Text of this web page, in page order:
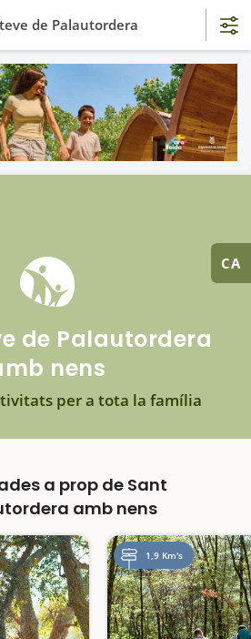
CA
de Palautordera
nens
per a tota la família
a prop de Sant
amb nens
1,9 Km's
de Palautordera